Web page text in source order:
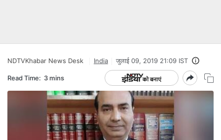
NDTVKhabar News Desk India जुलाई 09, 2019 21:09 IST
Read Time: 3 mins